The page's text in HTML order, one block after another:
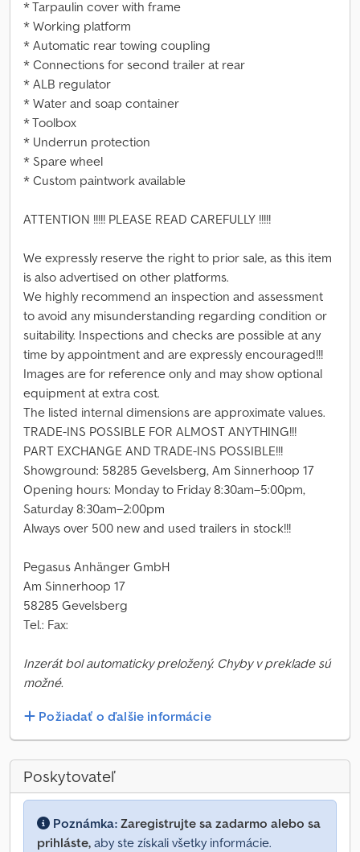
* Tarpaulin cover with frame
* Working platform
* Automatic rear towing coupling
* Connections for second trailer at rear
* ALB regulator
* Water and soap container
* Toolbox
* Underrun protection
* Spare wheel
* Custom paintwork available
ATTENTION !!!!! PLEASE READ CAREFULLY !!!!!
We expressly reserve the right to prior sale, as this item
is also advertised on other platforms.
We highly recommend an inspection and assessment
to avoid any misunderstanding regarding condition or
suitability. Inspections and checks are possible at any
time by appointment and are expressly encouraged!!!
Images are for reference only and may show optional
equipment at extra cost.
The listed internal dimensions are approximate values.
TRADE-INS POSSIBLE FOR ALMOST ANYTHING!!!
PART EXCHANGE AND TRADE-INS POSSIBLE!!!
Showground: 58285 Gevelsberg, Am Sinnerhoop 17
Opening hours: Monday to Friday 8:30am–5:00pm,
Saturday 8:30am–2:00pm
Always over 500 new and used trailers in stock!!!
Pegasus Anhänger GmbH
Am Sinnerhoop 17
58285 Gevelsberg
Tel.: Fax:
Inzerát bol automaticky preložený. Chyby v preklade sú
možné.
Požiadať o ďalšie informácie
Poskytovateľ
Poznámka: Zaregistrujte sa zadarmo alebo sa
prihláste, aby ste získali všetky informácie.